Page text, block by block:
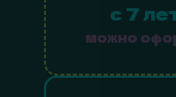
с 7
можно